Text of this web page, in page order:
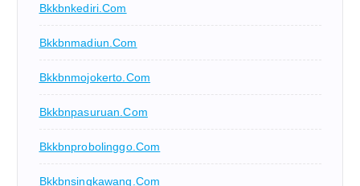
Bkkbnkediri.com
Bkkbnmadiun.com
Bkkbnmojokerto.com
Bkkbnpasuruan.com
Bkkbnprobolinggo.com
Bkkbnsingkawang.com